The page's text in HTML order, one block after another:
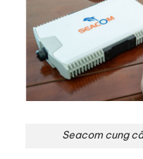
Seacom cung